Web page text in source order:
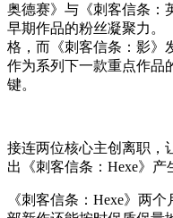
奥德赛》与《刺客信条：
早期作品的粉丝凝聚力。
格，而《刺客信条：影》
作为系列下一款重点作品
键。
接连两位核心主创离职，
出《刺客信条：Hexe》产
《刺客信条：Hexe》两